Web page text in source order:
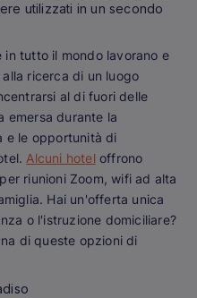
utilizzati in un secondo
in tutto il mondo lavorano e
ricerca di un luogo
al di fuori delle
emersa durante la
e le opportunità di
Alcuni hoteloffrono
riunioni Zoom, wifi ad alta
Hai un'offerta unica
o l'istruzione domiciliare?
di queste opzioni di